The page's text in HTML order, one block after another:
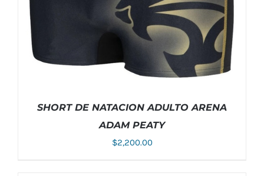
SHORT DE NATACION ADULTO ARENA
ADAM PEATY
$2,200.00